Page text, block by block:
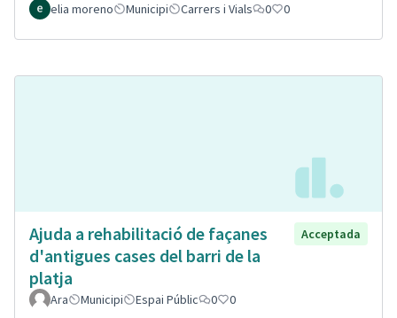
elia moreno
Municipi Carrers i Vials 0 0
Ajuda a rehabilitació de façanes
d'antigues cases del barri de la
platja
Acceptada
Ara Municipi Espai Públic 0 0